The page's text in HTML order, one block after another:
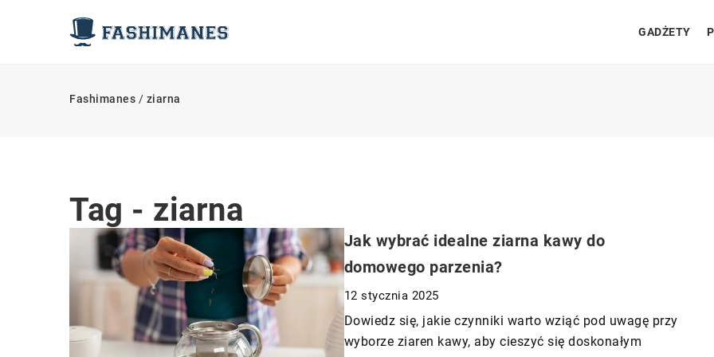
GADŻETY
Fashimanes / ziarna
Tag - ziarna
Jak wybrać idealne ziarna kawy do
domowego parzenia?
12 stycznia 2025
Dowiedz się, jakie czynniki warto wziąć pod uwagę przy
wyborze ziaren kawy, aby cieszyć się doskonałym